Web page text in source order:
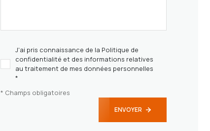
J'ai pris connaissance de la Politique de
confidentialité et des informations relatives
au traitement de mes données personnelles
*
* Champs obligatoires
ENVOYER